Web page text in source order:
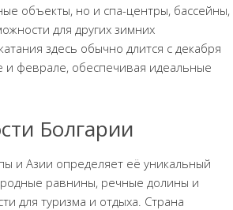
объекты, но и спа-центры, бассейны,
для других зимних
здесь обычно длится с декабря
феврале, обеспечивая идеальные
Болгарии
и Азии определяет её уникальный
равнины, речные долины и
для туризма и отдыха. Страна